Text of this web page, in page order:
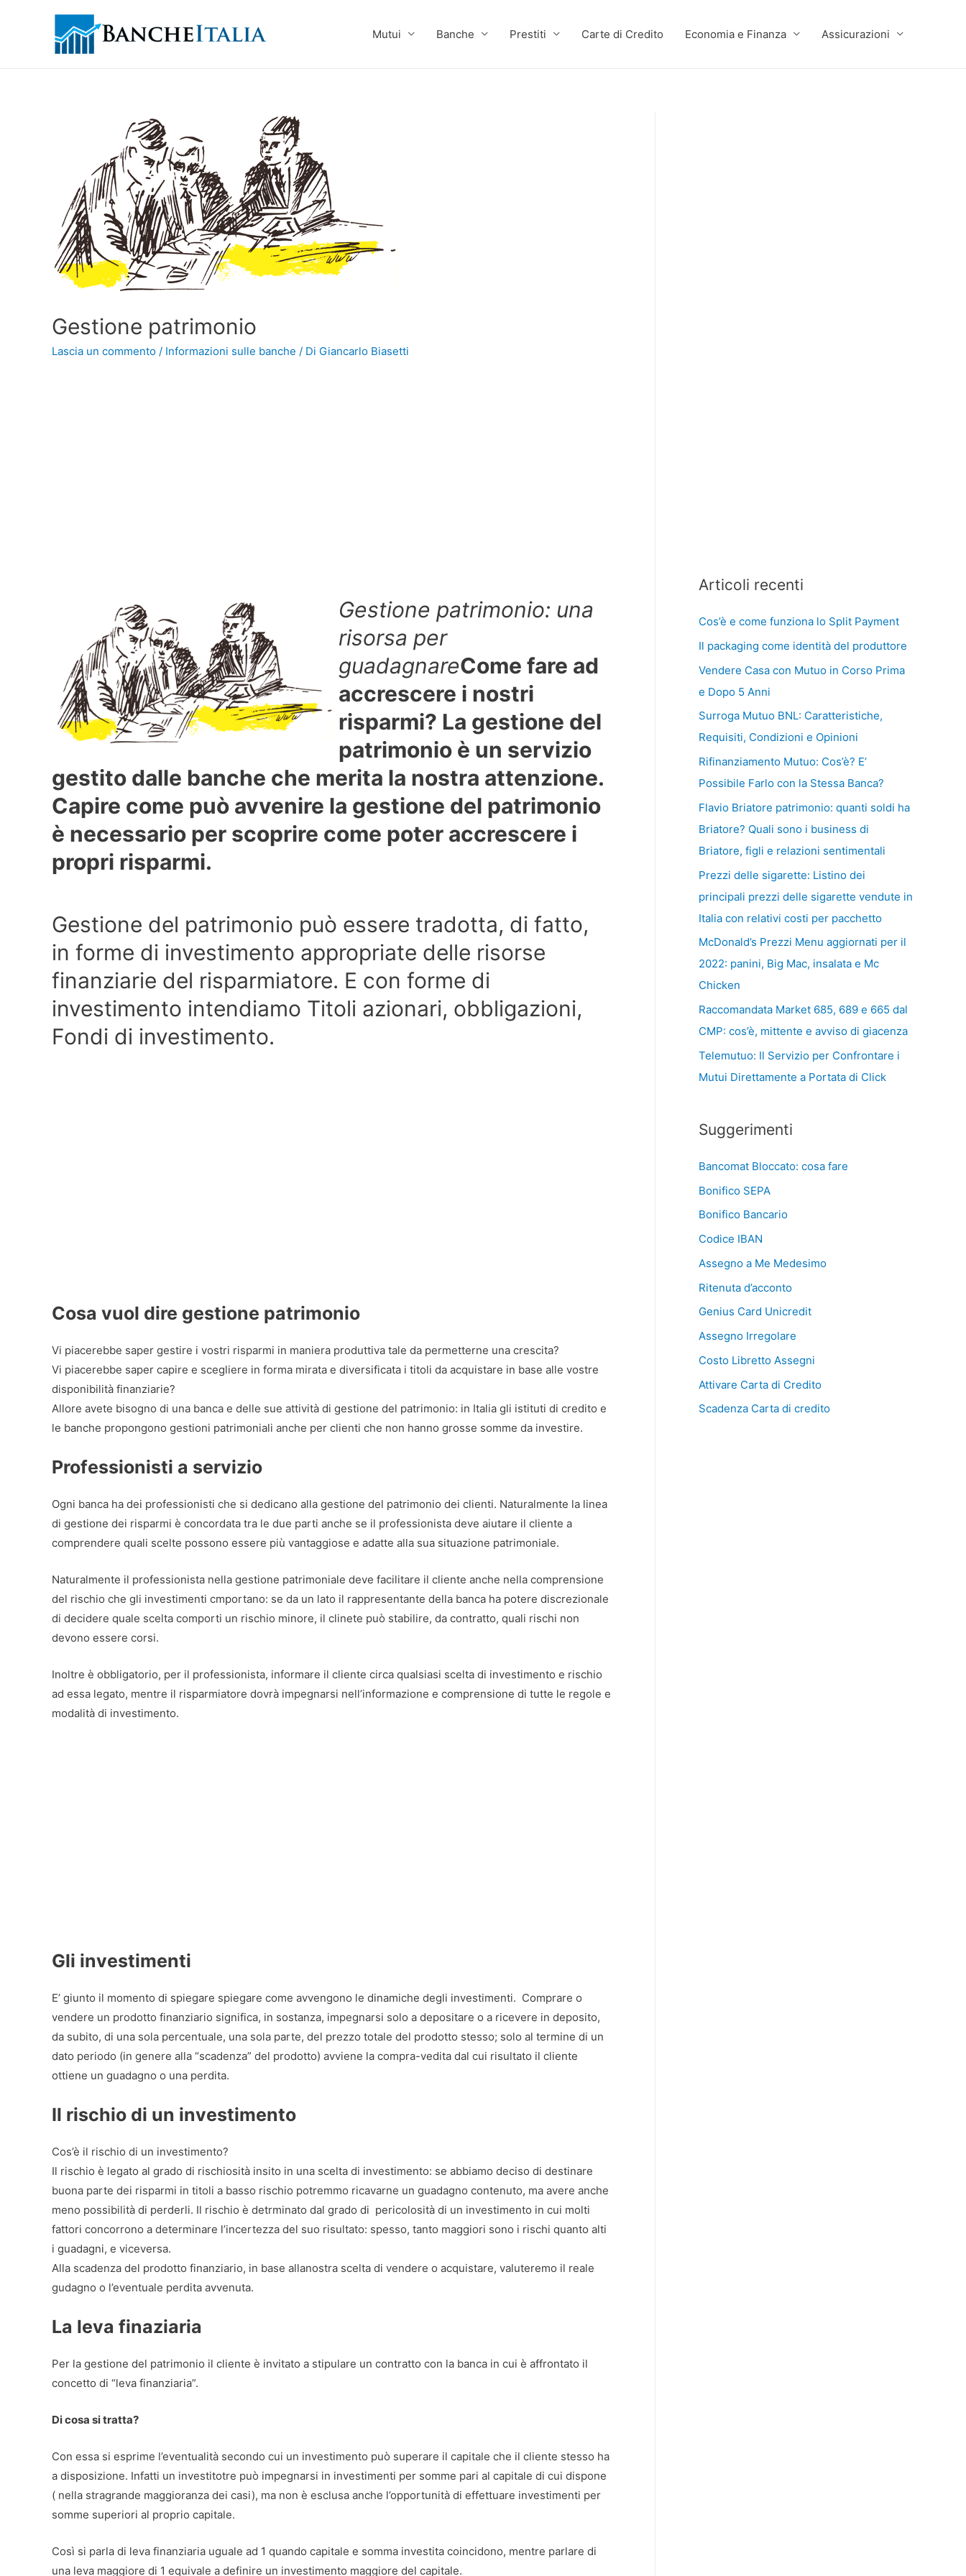
Mutui Banche Prestiti Carte di Credito Economia e Finanza Assicurazioni
Gestione patrimonio
Lascia un commento / Informazioni sulle banche / Di Giancarlo Biasetti
Gestione patrimonio: una
risorsa per
guadagnareCome fare ad
accrescere i nostri
risparmi? La gestione del
patrimonio è un servizio
gestito dalle banche che merita la nostra attenzione.
Capire come può avvenire la gestione del patrimonio
è necessario per scoprire come poter accrescere i
propri risparmi.
Gestione del patrimonio può essere tradotta, di fatto,
in forme di investimento appropriate delle risorse
finanziarie del risparmiatore. E con forme di
investimento intendiamo Titoli azionari, obbligazioni,
Fondi di investimento.
Cosa vuol dire gestione patrimonio
Vi piacerebbe saper gestire i vostri risparmi in maniera produttiva tale da permetterne una crescita?
Vi piacerebbe saper capire e scegliere in forma mirata e diversificata i titoli da acquistare in base alle vostre
disponibilità finanziarie?
Allore avete bisogno di una banca e delle sue attività di gestione del patrimonio: in Italia gli istituti di credito e
le banche propongono gestioni patrimoniali anche per clienti che non hanno grosse somme da investire.
Professionisti a servizio
Ogni banca ha dei professionisti che si dedicano alla gestione del patrimonio dei clienti. Naturalmente la linea
di gestione dei risparmi è concordata tra le due parti anche se il professionista deve aiutare il cliente a
comprendere quali scelte possono essere più vantaggiose e adatte alla sua situazione patrimoniale.
Naturalmente il professionista nella gestione patrimoniale deve facilitare il cliente anche nella comprensione
del rischio che gli investimenti cmportano: se da un lato il rappresentante della banca ha potere discrezionale
di decidere quale scelta comporti un rischio minore, il clinete può stabilire, da contratto, quali rischi non
devono essere corsi.
Inoltre è obbligatorio, per il professionista, informare il cliente circa qualsiasi scelta di investimento e rischio
ad essa legato, mentre il risparmiatore dovrà impegnarsi nell’informazione e comprensione di tutte le regole e
modalità di investimento.
Gli investimenti
E’ giunto il momento di spiegare spiegare come avvengono le dinamiche degli investimenti. Comprare o
vendere un prodotto finanziario significa, in sostanza, impegnarsi solo a depositare o a ricevere in deposito,
da subito, di una sola percentuale, una sola parte, del prezzo totale del prodotto stesso; solo al termine di un
dato periodo (in genere alla “scadenza” del prodotto) avviene la compra-vedita dal cui risultato il cliente
ottiene un guadagno o una perdita.
Il rischio di un investimento
Cos’è il rischio di un investimento?
Il rischio è legato al grado di rischiosità insito in una scelta di investimento: se abbiamo deciso di destinare
buona parte dei risparmi in titoli a basso rischio potremmo ricavarne un guadagno contenuto, ma avere anche
meno possibilità di perderli. Il rischio è detrminato dal grado di pericolosità di un investimento in cui molti
fattori concorrono a determinare l’incertezza del suo risultato: spesso, tanto maggiori sono i rischi quanto alti
i guadagni, e viceversa.
Alla scadenza del prodotto finanziario, in base allanostra scelta di vendere o acquistare, valuteremo il reale
gudagno o l’eventuale perdita avvenuta.
La leva finaziaria
Per la gestione del patrimonio il cliente è invitato a stipulare un contratto con la banca in cui è affrontato il
concetto di “leva finanziaria”.
Di cosa si tratta?
Con essa si esprime l’eventualità secondo cui un investimento può superare il capitale che il cliente stesso ha
a disposizione. Infatti un investitotre può impegnarsi in investimenti per somme pari al capitale di cui dispone
( nella stragrande maggioranza dei casi), ma non è esclusa anche l’opportunità di effettuare investimenti per
somme superiori al proprio capitale.
Così si parla di leva finanziaria uguale ad 1 quando capitale e somma investita coincidono, mentre parlare di
una leva maggiore di 1 equivale a definire un investimento maggiore del capitale.
Articoli recenti
Cos’è e come funziona lo Split Payment
Il packaging come identità del produttore
Vendere Casa con Mutuo in Corso Prima
e Dopo 5 Anni
Surroga Mutuo BNL: Caratteristiche,
Requisiti, Condizioni e Opinioni
Rifinanziamento Mutuo: Cos’è? E’
Possibile Farlo con la Stessa Banca?
Flavio Briatore patrimonio: quanti soldi ha
Briatore? Quali sono i business di
Briatore, figli e relazioni sentimentali
Prezzi delle sigarette: Listino dei
principali prezzi delle sigarette vendute in
Italia con relativi costi per pacchetto
McDonald’s Prezzi Menu aggiornati per il
2022: panini, Big Mac, insalata e Mc
Chicken
Raccomandata Market 685, 689 e 665 dal
CMP: cos’è, mittente e avviso di giacenza
Telemutuo: Il Servizio per Confrontare i
Mutui Direttamente a Portata di Click
Suggerimenti
Bancomat Bloccato: cosa fare
Bonifico SEPA
Bonifico Bancario
Codice IBAN
Assegno a Me Medesimo
Ritenuta d’acconto
Genius Card Unicredit
Assegno Irregolare
Costo Libretto Assegni
Attivare Carta di Credito
Scadenza Carta di credito